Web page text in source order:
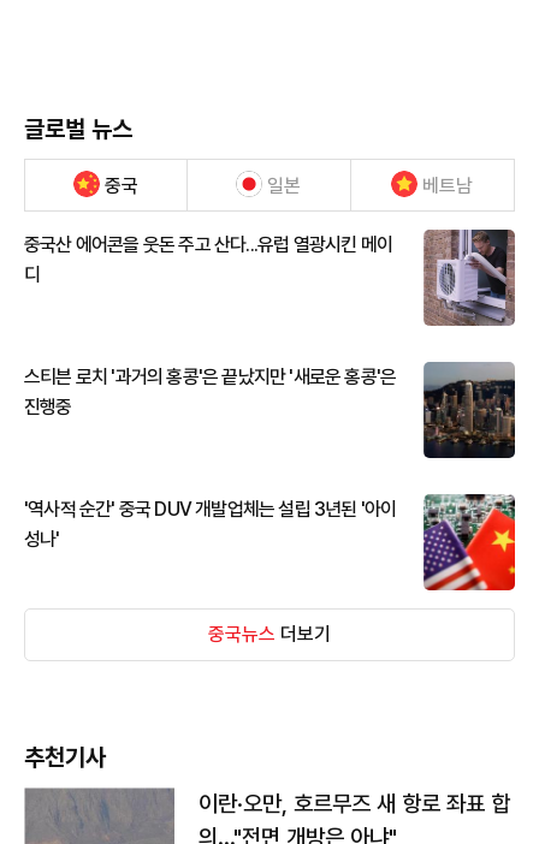
글로벌 뉴스
중국 일본 베트남
중국산 에어콘을 웃돈 주고 산다...유럽 열광시킨 메이
디
스티븐 로치 '과거의 홍콩'은 끝났지만 '새로운 홍콩'은
진행중
'역사적 순간' 중국 DUV 개발업체는 설립 3년된 '아이
성나'
중국뉴스 더보기
추천기사
이란·오만, 호르무즈 새 항로 좌표 합
의…"전면 개방은 아냐"